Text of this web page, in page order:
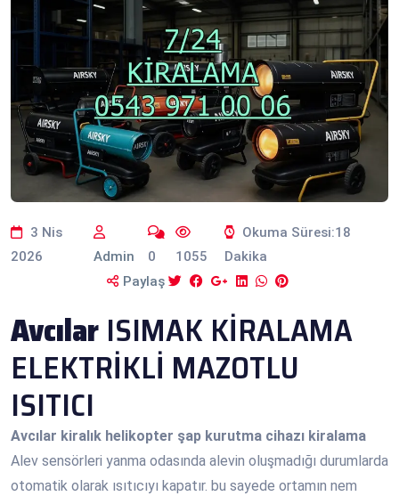
3 Nis
2026
Admin 0 1055
Okuma Süresi:18
Dakika
Paylaş
Avcılar ISIMAK KİRALAMA
ELEKTRİKLİ MAZOTLU
ISITICI
Avcılar kiralık helikopter şap kurutma cihazı kiralama
Alev sensörleri yanma odasında alevin oluşmadığı durumlarda
otomatik olarak ısıtıcıyı kapatır. bu sayede ortamın nem